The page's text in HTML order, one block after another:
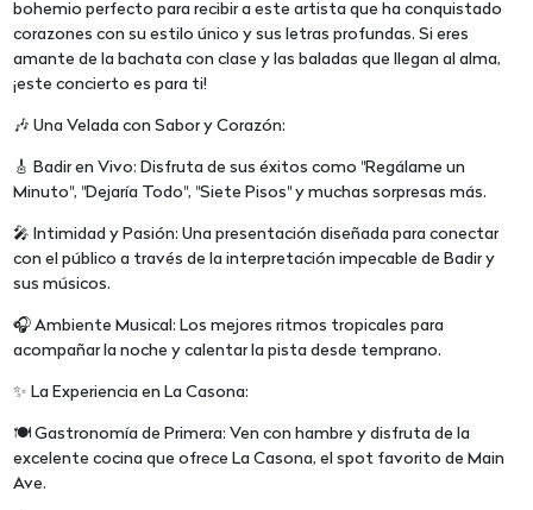
bohemio perfecto para recibir a este artista que ha conquistado
corazones con su estilo único y sus letras profundas. Si eres
amante de la bachata con clase y las baladas que llegan al alma,
¡este concierto es para ti!
🎶 Una Velada con Sabor y Corazón:
🎸 Badir en Vivo: Disfruta de sus éxitos como "Regálame un
Minuto", "Dejaría Todo", "Siete Pisos" y muchas sorpresas más.
🎤 Intimidad y Pasión: Una presentación diseñada para conectar
con el público a través de la interpretación impecable de Badir y
sus músicos.
🎧 Ambiente Musical: Los mejores ritmos tropicales para
acompañar la noche y calentar la pista desde temprano.
✨ La Experiencia en La Casona:
🍽️ Gastronomía de Primera: Ven con hambre y disfruta de la
excelente cocina que ofrece La Casona, el spot favorito de Main
Ave.